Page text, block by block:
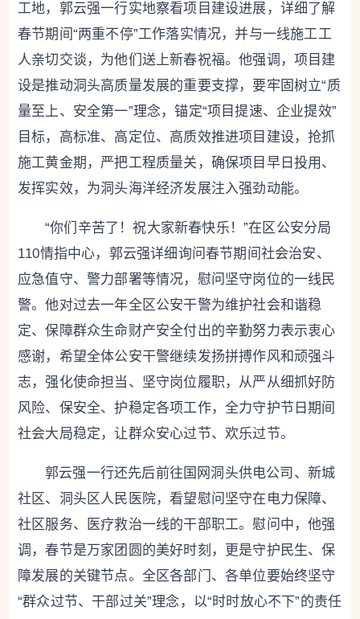
工地，郭云强一行实地察看项目建设进展，详细了解
春节期间“两重不停”工作落实情况，并与一线施工工
人亲切交谈，为他们送上新春祝福。他强调，项目建
设是推动洞头高质量发展的重要支撑，要牢固树立“质
量至上、安全第一”理念，锚定“项目提速、企业提效”
目标，高标准、高定位、高质效推进项目建设，抢抓
施工黄金期，严把工程质量关，确保项目早日投用、
发挥实效，为洞头海洋经济发展注入强劲动能。
“你们辛苦了！祝大家新春快乐！”在区公安分局
110情指中心，郭云强详细询问春节期间社会治安、
应急值守、警力部署等情况，慰问坚守岗位的一线民
警。他对过去一年全区公安干警为维护社会和谐稳
定、保障群众生命财产安全付出的辛勤努力表示衷心
感谢，希望全体公安干警继续发扬拼搏作风和顽强斗
志，强化使命担当、坚守岗位履职，从严从细抓好防
风险、保安全、护稳定各项工作，全力守护节日期间
社会大局稳定，让群众安心过节、欢乐过节。
郭云强一行还先后前往国网洞头供电公司、新城
社区、 洞头 区人民医院，看望慰问坚守在电力保障、
社区服务、医疗救治一线的干部职工。慰问中，他强
调，春节是万家团圆的美好时刻，更是守护民生、保
障发展的关键节点。全区各部门、各单位要始终坚守
“群众过节、干部过关”理念，以“时时放心不下”的责任